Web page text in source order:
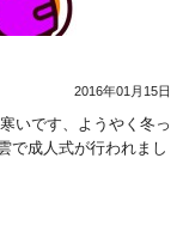
2016年01月15日
いです、ようやく冬っ
で成人式が行われまし